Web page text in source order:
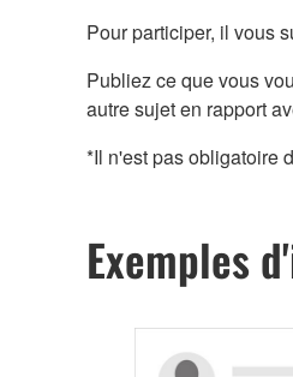
Pour participer, il vous
Publiez ce que vous
autre sujet en rapport
*Il n'est pas obligatoire
Exemples